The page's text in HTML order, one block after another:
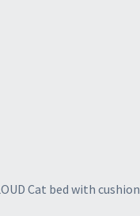
Cat bed with cushion